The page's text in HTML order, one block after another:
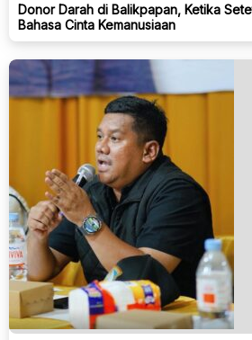
Donor Darah di Balikpapan, Ketika
Bahasa Cinta Kemanusiaan